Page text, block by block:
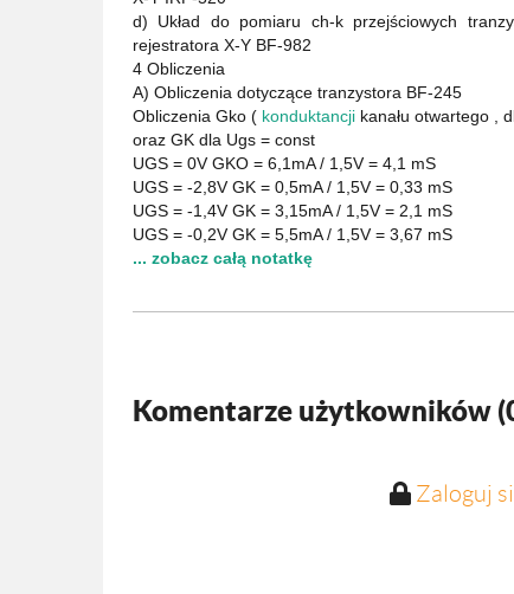
d) Układ do pomiaru ch-k przejściowych
rejestratora X-Y BF-982
4 Obliczenia
A) Obliczenia dotyczące tranzystora BF-245
Obliczenia Gko ( konduktancji kanału otwartego ,
oraz GK dla Ugs = const
UGS = 0V GKO = 6,1mA / 1,5V = 4,1 mS
UGS = -2,8V GK = 0,5mA / 1,5V = 0,33 mS
UGS = -1,4V GK = 3,15mA / 1,5V = 2,1 mS
UGS = -0,2V GK = 5,5mA / 1,5V = 3,67 mS
... zobacz całą notatkę
Komentarze użytkowników (
Zaloguj